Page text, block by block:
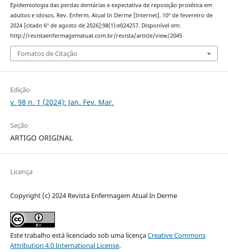
Epidemiologia das perdas dentárias e expectativa de reposição protética em
adultos e idosos. Rev. Enferm. Atual In Derme [Internet]. 10º de fevereiro de
2024 [citado 6º de agosto de 2026];98(1):e024257. Disponível em:
http://revistaenfermagematual.com.br/revista/article/view/2045
Fomatos de Citação
Edição
v. 98 n. 1 (2024): Jan. Fev. Mar.
Seção
ARTIGO ORIGINAL
Licença
Copyright (c) 2024 Revista Enfermagem Atual In Derme
Este trabalho está licenciado sob uma licençaCreative Commons
Attribution 4.0 International License.